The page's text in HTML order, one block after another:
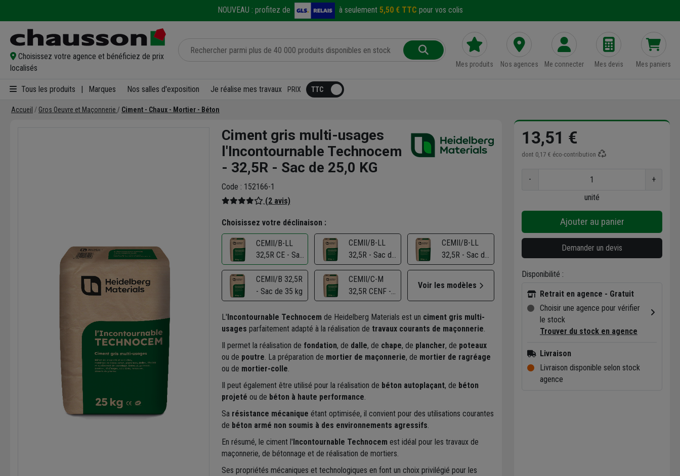
NOUVEAU : profitez de à seulement 5,50 € TTC pour vos colis
Choisissez votre agence et bénéficiez de prix
localisés
Mes produits Nos agences Me connecter Mes devis Mes paniers
Tous les produits Marques Nos salles d'exposition Je réalise mes travaux PRIX
Accueil Gros Oeuvre et Maçonnerie Ciment - Chaux - Mortier - Béton
Ciment gris multi-usages
l'Incontournable Technocem
- 32,5R - Sac de 25,0 KG
Code : 152166-1
(2 avis)
Choisissez votre déclinaison :
CEMII/B-LL
32,5R CE - Sac
de 25 kg
CEMII/B-LL
32,5R - Sac de
35 kg
CEMII/B-LL
32,5R - Sac de
25 kg
CEMII/B 32,5R
- Sac de 35 kg
CEMII/C-M
32,5R CENF -
Sac de 35 kg
Voir les modèles
L'Incontournable Technocem de Heidelberg Materials est un ciment gris multi-
usages parfaitement adapté à la réalisation de travaux courants de maçonnerie.
Il permet la réalisation de fondation, de dalle, de chape, de plancher, de poteaux
ou de poutre. La préparation de mortier de maçonnerie, de mortier de ragréage
ou de mortier-colle.
Il peut également être utilisé pour la réalisation de béton autoplaçant, de béton
projeté ou de béton à haute performance.
Sa résistance mécanique étant optimisée, il convient pour des utilisations courantes
de béton armé non soumis à des environnements agressifs.
En résumé, le ciment l'Incontournable Technocem est idéal pour les travaux de
maçonnerie, de bétonnage et de réalisation de mortiers.
Ses propriétés mécaniques et technologiques en font un choix privilégié pour les
13,51 €
dont 0,17 € éco-contribution
-
+
unité
Ajouter au panier
Demander un devis
Disponibilité :
Retrait en agence - Gratuit
Choisir une agence pour vérifier
le stock
Trouver du stock en agence
Livraison
Livraison disponible selon stock
agence